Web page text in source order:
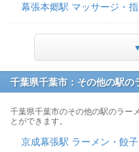
幕張本郷駅 マッサージ・
千葉県千葉市：その他の駅の
千葉県千葉市のその他の駅のラー
とができます。
京成幕張駅 ラーメン・餃子